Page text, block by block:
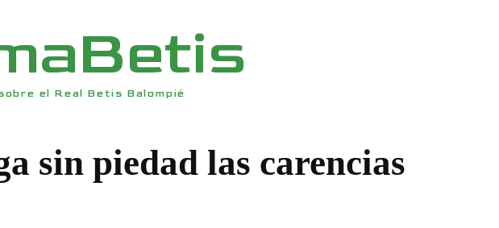
el Real Betis Balompié
sin piedad las carencias